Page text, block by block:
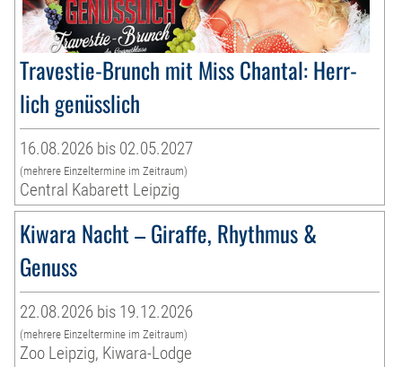
Travestie-Brunch mit Miss Chantal: Herr-
lich genüsslich
16.08.2026 bis 02.05.2027
(mehrere Einzeltermine im Zeitraum)
Central Kabarett Leipzig
Kiwara Nacht – Giraffe, Rhythmus &
Genuss
22.08.2026 bis 19.12.2026
(mehrere Einzeltermine im Zeitraum)
Zoo Leipzig, Kiwara-Lodge